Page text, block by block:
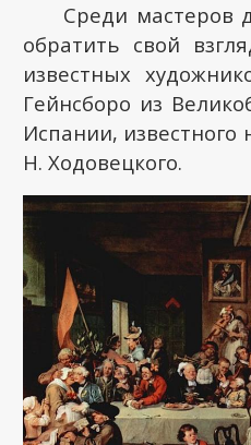
Среди мастеров
обратить свой
известных
Гейнсборо из
Испании, известного
Н. Ходовецкого.